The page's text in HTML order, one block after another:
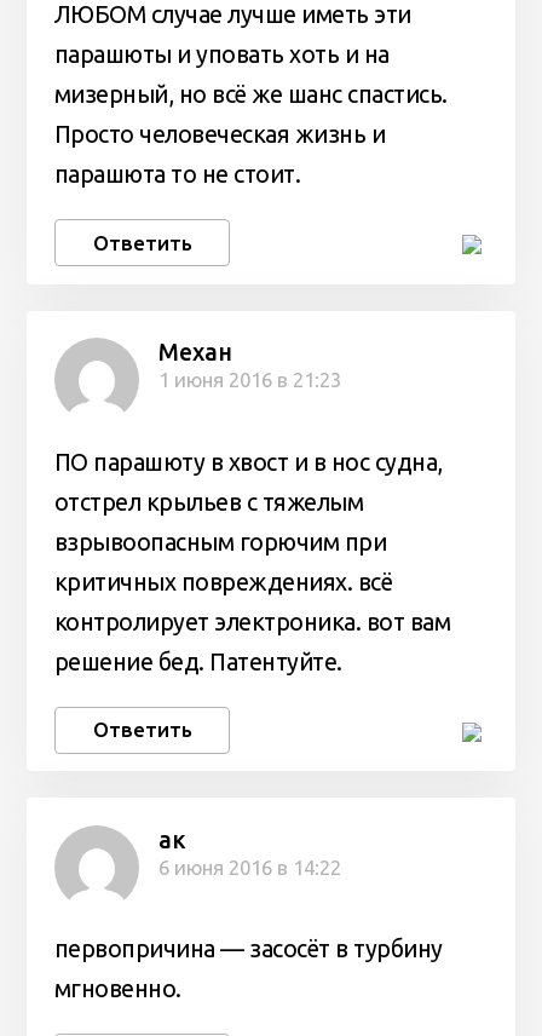
ЛЮБОМ случае лучше иметь эти
парашюты и уповать хоть и на
мизерный, но всё же шанс спастись.
Просто человеческая жизнь и
парашюта то не стоит.
Ответить
Механ
1 июня 2016 в 21:23
ПО парашюту в хвост и в нос судна,
отстрел крыльев с тяжелым
взрывоопасным горючим при
критичных повреждениях. всё
контролирует электроника. вот вам
решение бед. Патентуйте.
Ответить
ак
6 июня 2016 в 14:22
первопричина — засосёт в турбину
мгновенно.